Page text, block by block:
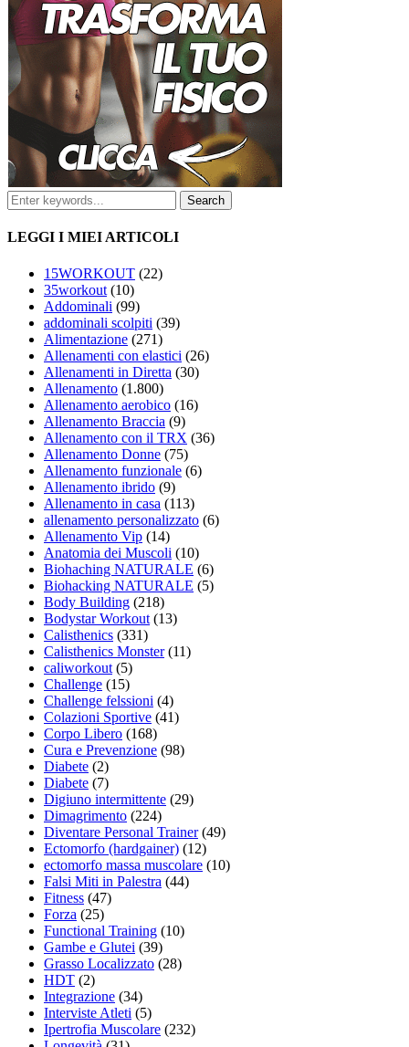
LEGGI I MIEI ARTICOLI
15WORKOUT (22)
35workout (10)
Addominali (99)
addominali scolpiti (39)
Alimentazione (271)
Allenamenti con elastici (26)
Allenamenti in Diretta (30)
Allenamento (1.800)
Allenamento aerobico (16)
Allenamento Braccia (9)
Allenamento con il TRX (36)
Allenamento Donne (75)
Allenamento funzionale (6)
Allenamento ibrido (9)
Allenamento in casa (113)
allenamento personalizzato (6)
Allenamento Vip (14)
Anatomia dei Muscoli (10)
Biohaching NATURALE (6)
Biohacking NATURALE (5)
Body Building (218)
Bodystar Workout (13)
Calisthenics (331)
Calisthenics Monster(11)
caliworkout (5)
Challenge (15)
Challenge felssioni (4)
Colazioni Sportive (41)
Corpo Libero (168)
Cura e Prevenzione (98)
Diabete (2)
Diabete (7)
Digiuno intermittente (29)
Dimagrimento (224)
Diventare Personal Trainer(49)
Ectomorfo (hardgainer) (12)
ectomorfo massa muscolare (10)
Falsi Miti in Palestra (44)
Fitness (47)
Forza (25)
Functional Training (10)
Gambe e Glutei (39)
Grasso Localizzato (28)
HDT (2)
Integrazione (34)
Interviste Atleti (5)
Ipertrofia Muscolare (232)